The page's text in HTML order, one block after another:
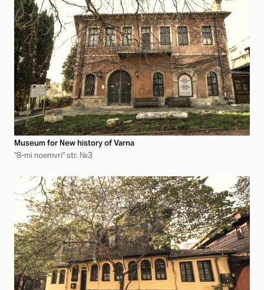
Museum for New history of Varna
"8-mi noemvri" str. №3